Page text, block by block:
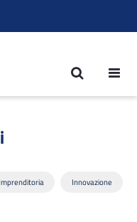
- POR Puglia
Imprenditoria Innovazione